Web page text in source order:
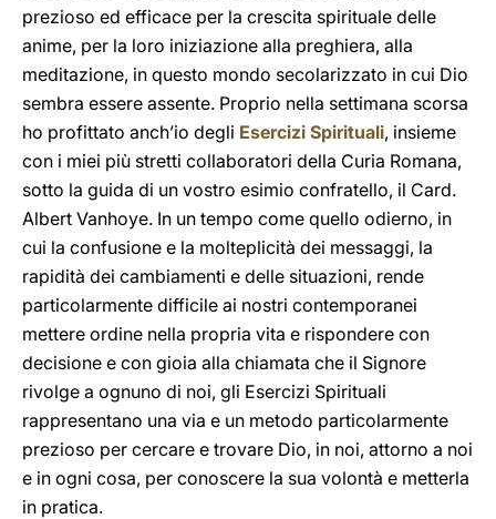
prezioso ed efficace per la crescita spirituale delle
anime, per la loro iniziazione alla preghiera, alla
meditazione, in questo mondo secolarizzato in cui Dio
sembra essere assente. Proprio nella settimana scorsa
ho profittato anch’io degli Esercizi Spirituali, insieme
con i miei più stretti collaboratori della Curia Romana,
sotto la guida di un vostro esimio confratello, il Card.
Albert Vanhoye. In un tempo come quello odierno, in
cui la confusione e la molteplicità dei messaggi, la
rapidità dei cambiamenti e delle situazioni, rende
particolarmente difficile ai nostri contemporanei
mettere ordine nella propria vita e rispondere con
decisione e con gioia alla chiamata che il Signore
rivolge a ognuno di noi, gli Esercizi Spirituali
rappresentano una via e un metodo particolarmente
prezioso per cercare e trovare Dio, in noi, attorno a noi
e in ogni cosa, per conoscere la sua volontà e metterla
in pratica.